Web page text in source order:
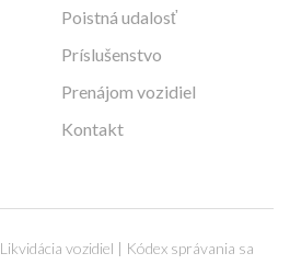
Poistná udalosť
Príslušenstvo
Prenájom vozidiel
Kontakt
Likvidácia vozidiel | Kódex správania sa